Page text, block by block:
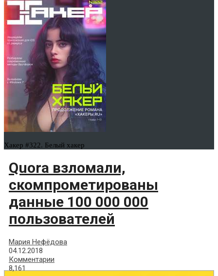
Хакер #322. Белый хакер
Quora взломали,
скомпрометированы
данные 100 000 000
пользователей
Мария Нефёдова
04.12.2018
Комментарии
8,161